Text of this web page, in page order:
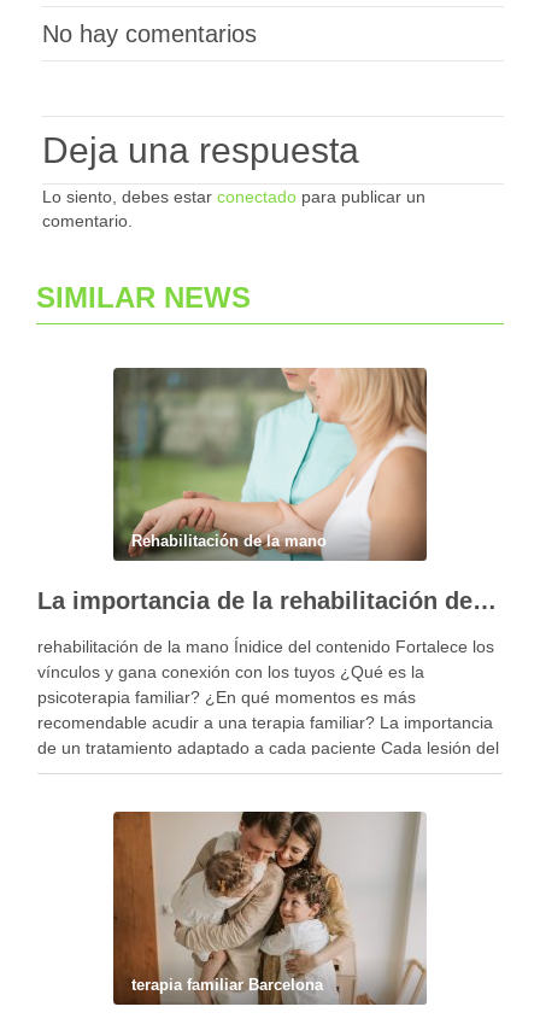
No hay comentarios
Deja una respuesta
Lo siento, debes estar conectado para publicar un
comentario.
SIMILAR NEWS
Rehabilitación de la mano
La importancia de la rehabilitación de la mano personalizada
rehabilitación de la mano Ínidice del contenido Fortalece los
vínculos y gana conexión con los tuyos ¿Qué es la
psicoterapia familiar? ¿En qué momentos es más
recomendable acudir a una terapia familiar? La importancia
de un tratamiento adaptado a cada paciente Cada lesión del
miembro superior es diferente y, por …
terapia familiar Barcelona